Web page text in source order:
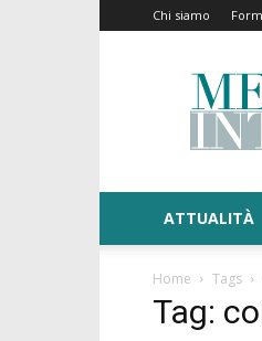
Chi siamo
ATTUALITÀ
Home Tags
Tag: